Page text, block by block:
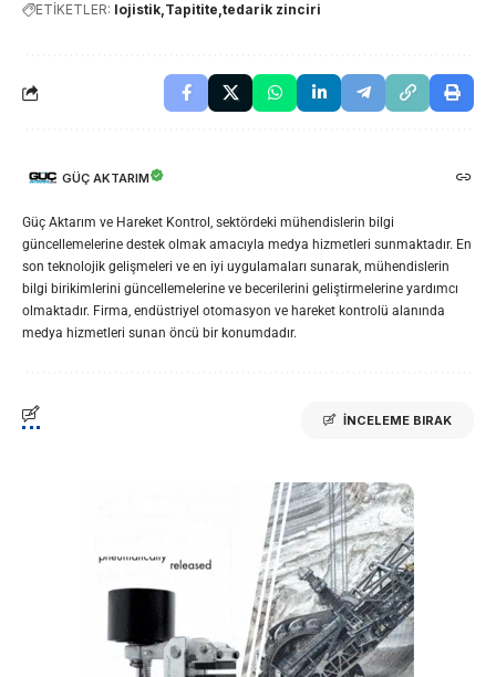
ETİKETLER: lojistik Tapitite tedarik zinciri
GÜÇ AKTARIM
Güç Aktarım ve Hareket Kontrol, sektördeki mühendislerin bilgi
güncellemelerine destek olmak amacıyla medya hizmetleri sunmaktadır. En
son teknolojik gelişmeleri ve en iyi uygulamaları sunarak, mühendislerin
bilgi birikimlerini güncellemelerine ve becerilerini geliştirmelerine yardımcı
olmaktadır. Firma, endüstriyel otomasyon ve hareket kontrolü alanında
medya hizmetleri sunan öncü bir konumdadır.
İNCELEME BIRAK